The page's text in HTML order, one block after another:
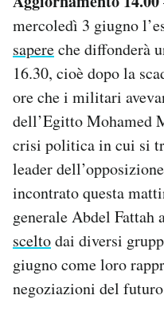
I MIEI PREFERITI
CALENDARIO
AREA PERSONALE
Area Personale
Newsletter
Notifiche mobile
Regala il Post
Hai bisogno di aiuto?
mercoledì 3 giugno
sapereche diffonderà
16.30, cioè dopo la
ore che i militari
dell’Egitto Mohamed
crisi politica in cui si
leader
incontrato questa
generale Abdel Fattah
sceltodai diversi
giugno come loro
negoziazioni del futuro